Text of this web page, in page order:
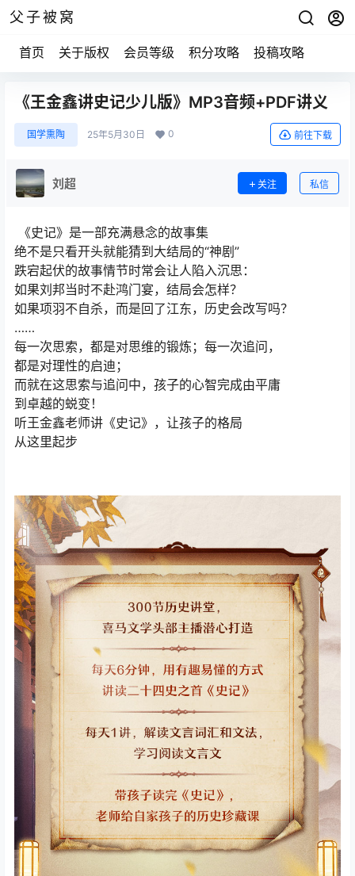
父子被窝
首页 关于版权 会员等级 积分攻略 投稿攻略
《王金鑫讲史记少儿版》MP3音频+PDF讲义
国学熏陶 25年5月30日 0 前往下载
刘超 关注 私信
《史记》是一部充满悬念的故事集
绝不是只看开头就能猜到大结局的“神剧”
跌宕起伏的故事情节时常会让人陷入沉思：
如果刘邦当时不赴鸿门宴，结局会怎样？
如果项羽不自杀，而是回了江东，历史会改写吗？
……
每一次思索，都是对思维的锻炼；每一次追问，
都是对理性的启迪；
而就在这思索与追问中，孩子的心智完成由平庸
到卓越的蜕变！
听王金鑫老师讲《史记》，让孩子的格局
从这里起步